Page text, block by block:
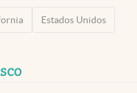
Estados Unidos